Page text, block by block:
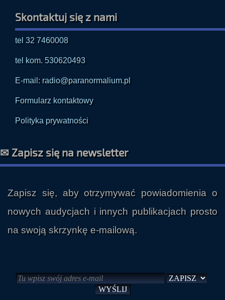
tel 32 7460008
tel kom. 530620493
E-mail: radio@paranormalium.pl
Formularz kontaktowy
Polityka prywatności
nowych audycjach i innych publikacjach prosto
na swoją skrzynkę e-mailową.
Potrzebujesz pomocy z newsletterem?